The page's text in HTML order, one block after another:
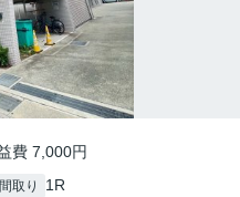
費 7,000円
間取り 1R